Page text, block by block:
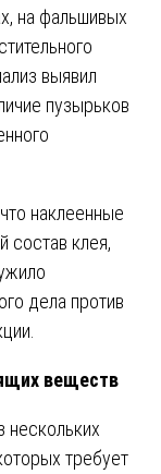
на фальшивых
выявил
пузырьков
наклеенные
состав клея,
дела против
веществ
нескольких
требует